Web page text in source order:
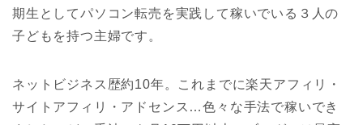
期生としてパソコン転売を実践して稼いでいる３人の
子どもを持つ主婦です。
ネットビジネス歴約10年。これまでに楽天アフィリ・
サイトアフィリ・アドセンス…色々な手法で稼いでき